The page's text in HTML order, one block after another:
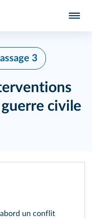
3
civile
un conflit